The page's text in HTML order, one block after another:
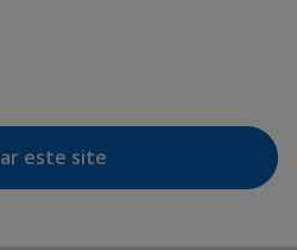
este site